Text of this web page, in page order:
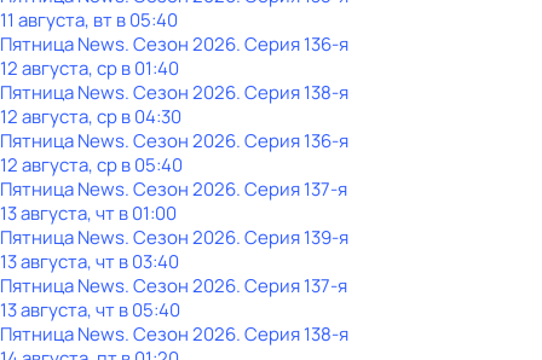
11 августа, вт в 05:40
Пятница News. Сезон 2026. Серия 136-я
12 августа, ср в 01:40
Пятница News. Сезон 2026. Серия 138-я
12 августа, ср в 04:30
Пятница News. Сезон 2026. Серия 136-я
12 августа, ср в 05:40
Пятница News. Сезон 2026. Серия 137-я
13 августа, чт в 01:00
Пятница News. Сезон 2026. Серия 139-я
13 августа, чт в 03:40
Пятница News. Сезон 2026. Серия 137-я
13 августа, чт в 05:40
Пятница News. Сезон 2026. Серия 138-я